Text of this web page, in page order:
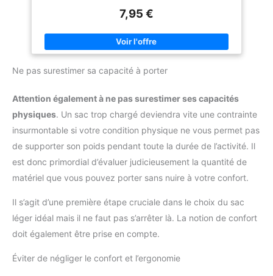
articles préférés. SÉCURITÉ COMBINÉE: LE COMBINÉ QUI
métal conventionnels, généralement sujets à la rouille, ce sac
de sport offre un confort et une sécurité accrus grâce aux
fermetures à boucle et au cordon de serrage en coton résistant
- UNIQUE: Notre sac en coton est parfait pour l’impression,
séries d'images ou peintures pour enfants, un look unique est
garanti et offre une grande marge de manœuvre pour des
idées personnelles. DESIGN INTEMPOREL ET MODERNE : Que
d'entraînement ou pour faire vos courses, ce sac est
parfaitement adapté à toutes les occasions. Son design épuré
en fait un accroche-regard intemporel et se combine
parfaitement avec d'autres couleurs. 25 ANS D'EXPÉRIENCE ET
à vos attentes, vous serez bien sûr remboursé. Les contrôles
d'expérience nous ont permis de vous transmettre cette
promesse.
7,95 €
Ne pas surestimer sa capacité à porter
Attention également à ne pas surestimer ses capacités
physiques. Un sac trop chargé deviendra vite une contrainte
insurmontable si votre condition physique ne vous permet pas
de supporter son poids pendant toute la durée de l’activité. Il
est donc primordial d’évaluer judicieusement la quantité de
matériel que vous pouvez porter sans nuire à votre confort.
Il s’agit d’une première étape cruciale dans le choix du sac
léger idéal mais il ne faut pas s’arrêter là. La notion de confort
doit également être prise en compte.
Éviter de négliger le confort et l’ergonomie